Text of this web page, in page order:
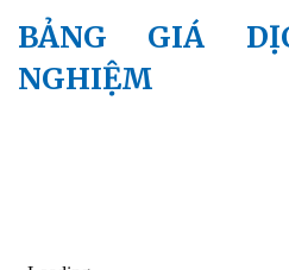
BẢNG GIÁ DỊCH VỤ XÉT
NGHIỆM